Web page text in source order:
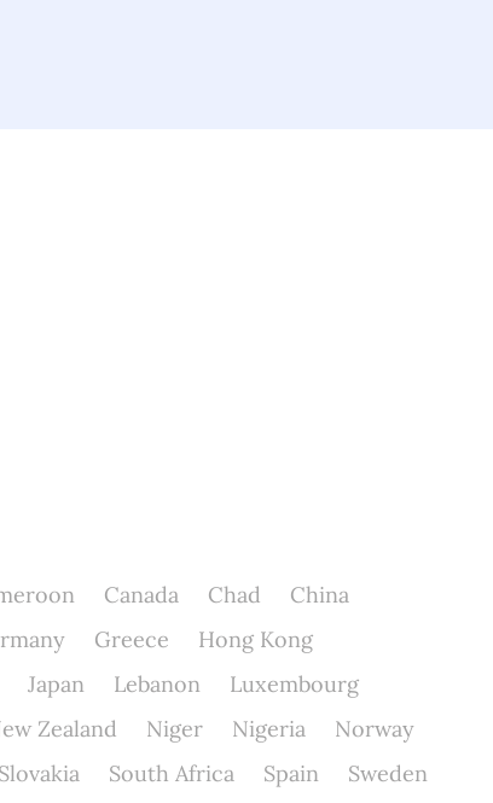
Canada Chad
China
Greece
Hong Kong
Japan Lebanon
Luxembourg
Zealand Niger Nigeria
Norway
Slovakia South Africa Spain
Sweden